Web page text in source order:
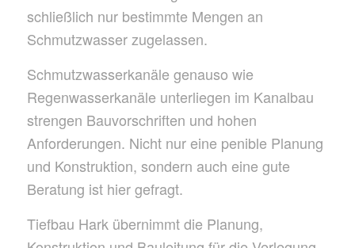
schließlich nur bestimmte Mengen an
Schmutzwasser zugelassen.
Schmutzwasserkanäle genauso wie
Regenwasserkanäle unterliegen im Kanalbau
strengen Bauvorschriften und hohen
Anforderungen. Nicht nur eine penible Planung
und Konstruktion, sondern auch eine gute
Beratung ist hier gefragt.
Tiefbau Hark übernimmt die Planung,